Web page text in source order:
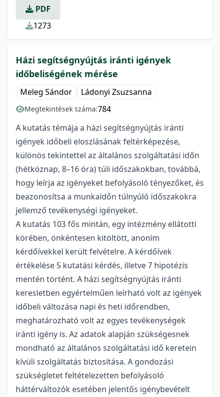
PDF
1273
Házi segítségnyújtás iránti igények
időbeliségének mérése
Meleg Sándor Ládonyi Zsuzsanna
Megtekintések száma:784
A kutatás témája a házi segítségnyújtás iránti
igények időbeli eloszlásának feltérképezése,
különös tekintettel az általános szolgáltatási időn
(hétköznap, 8–16 óra) túli időszakokban, továbbá,
hogy leírja az igényeket befolyásoló tényezőket, és
beazonosítsa a munkaidőn túlnyúló időszakokra
jellemző tevékenységi igényeket.
A kutatás 103 fős mintán, egy intézmény ellátotti
körében, önkéntesen kitöltött, anonim
kérdőívekkel került felvételre. A kérdőívek
értékelése 5 kutatási kérdés, illetve 7 hipotézis
mentén történt. A házi segítségnyújtás iránti
keresletben egyértelműen leírható volt az igények
időbeli változása napi és heti időrendben,
meghatározható volt az egyes tevékenységek
iránti igény is. Az adatok alapján szükségesnek
mondható az általános szolgáltatási idő keretein
kívüli szolgáltatás biztosítása. A gondozási
szükségletet feltételezetten befolyásoló
háttérváltozók esetében jelentős igénybevételt